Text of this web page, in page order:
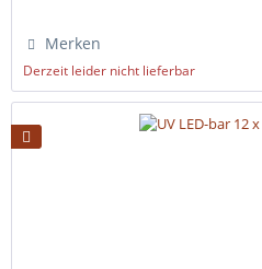
Merken
Derzeit leider nicht lieferbar